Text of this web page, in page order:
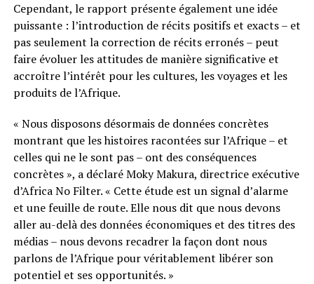
Cependant, le rapport présente également une idée
puissante : l’introduction de récits positifs et exacts – et
pas seulement la correction de récits erronés – peut
faire évoluer les attitudes de manière significative et
accroître l’intérêt pour les cultures, les voyages et les
produits de l’Afrique.
« Nous disposons désormais de données concrètes
montrant que les histoires racontées sur l’Afrique – et
celles qui ne le sont pas – ont des conséquences
concrètes », a déclaré Moky Makura, directrice exécutive
d’Africa No Filter. « Cette étude est un signal d’alarme
et une feuille de route. Elle nous dit que nous devons
aller au-delà des données économiques et des titres des
médias – nous devons recadrer la façon dont nous
parlons de l’Afrique pour véritablement libérer son
potentiel et ses opportunités. »